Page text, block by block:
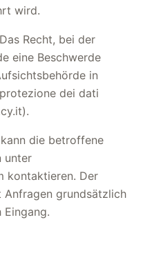
wird.
Recht, bei der
eine Beschwerde
in
dei dati
die betroffene
unter
kontaktieren. Der
grundsätzlich
Eingang.